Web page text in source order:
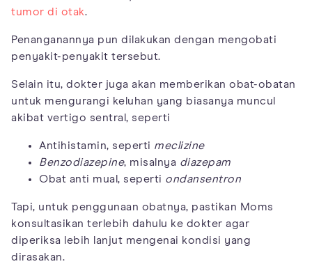
tumor di otak.
Penanganannya pun dilakukan dengan mengobati
penyakit-penyakit tersebut.
Selain itu, dokter juga akan memberikan obat-obatan
untuk mengurangi keluhan yang biasanya muncul
akibat vertigo sentral, seperti
Antihistamin, seperti meclizine
Benzodiazepine, misalnya diazepam
Obat anti mual, seperti ondansentron
Tapi, untuk penggunaan obatnya, pastikan Moms
konsultasikan terlebih dahulu ke dokter agar
diperiksa lebih lanjut mengenai kondisi yang
dirasakan.